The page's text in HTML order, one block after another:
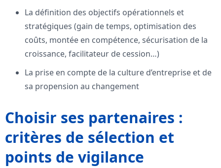
La définition des objectifs opérationnels et
stratégiques (gain de temps, optimisation des
coûts, montée en compétence, sécurisation de la
croissance, facilitateur de cession…)
La prise en compte de la culture d’entreprise et de
sa propension au changement
Choisir ses partenaires :
critères de sélection et
points de vigilance